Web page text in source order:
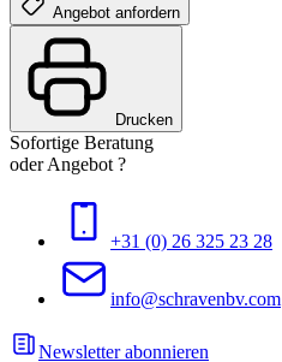
Angebot anfordern
Drucken
Sofortige Beratung
oder Angebot ?
+31 (0) 26 325 23 28
info@schravenbv.com
Newsletter abonnieren